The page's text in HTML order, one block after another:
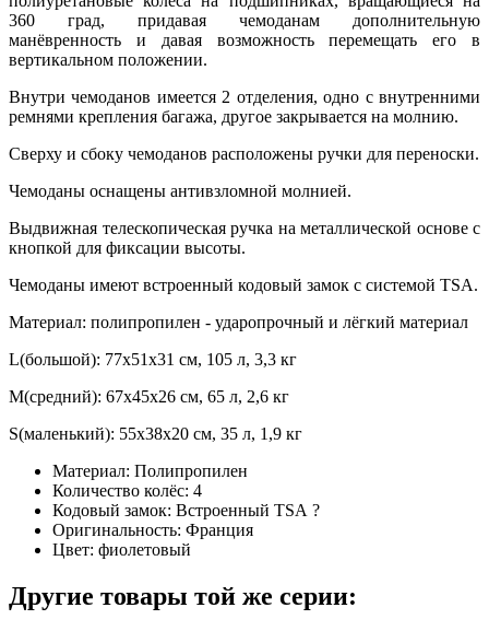
360 град, придавая чемоданам дополнительную
манёвренность и давая возможность перемещать его в
вертикальном положении.
Внутри чемоданов имеется 2 отделения, одно с внутренними
ремнями крепления багажа, другое закрывается на молнию.
Сверху и сбоку чемоданов расположены ручки для переноски.
Чемоданы оснащены антивзломной молнией.
Выдвижная телескопическая ручка на металлической основе с
кнопкой для фиксации высоты.
Чемоданы имеют встроенный кодовый замок с системой TSA.
Материал: полипропилен - ударопрочный и лёгкий материал
L(большой): 77х51х31 см, 105 л, 3,3 кг
M(средний): 67х45х26 см, 65 л, 2,6 кг
S(маленький): 55х38х20 см, 35 л, 1,9 кг
Материал: Полипропилен
Количество колёс: 4
Кодовый замок: Встроенный TSA ?
Оригинальность: Франция
Цвет: фиолетовый
Другие товары той же серии: